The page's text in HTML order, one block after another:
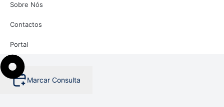
Sobre Nós
Contactos
Portal
Marcar Consulta